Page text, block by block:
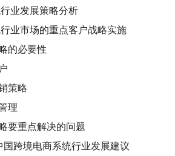
业发展策略分析
业市场的重点客户战略实施
的必要性
策略
理
要重点解决的问题
国跨境电商系统行业发展建议